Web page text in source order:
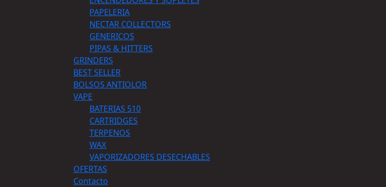
PAPELERIA
NECTAR COLLECTORS
GENERICOS
PIPAS & HITTERS
GRINDERS
BEST SELLER
BOLSOS ANTIOLOR
VAPE
BATERIAS 510
CARTRIDGES
TERPENOS
WAX
VAPORIZADORES DESECHABLES
OFERTAS
Contacto